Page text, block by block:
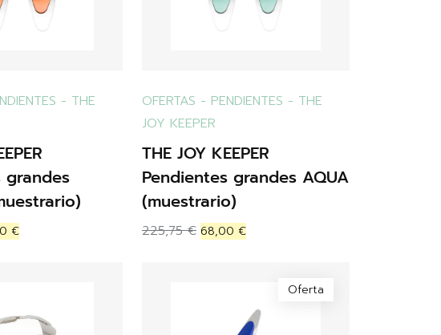
- THE
grandes
€
OFERTAS - PENDIENTES - THE
JOY KEEPER
THE JOY KEEPER
Pendientes grandes AQUA
(muestrario)
225,75€ 68,00 €
Oferta